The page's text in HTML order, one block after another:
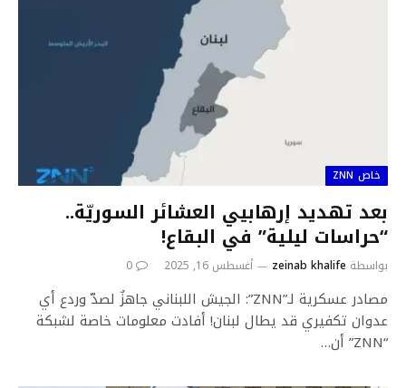
خاص ZNN
بعد تهديد إرهابيي العشائر السوريّة..
“حراسات ليلية” في البقاع!
بواسطة zeinab khalife أغسطس 16, 2025 0
مصادر عسكرية لـ”ZNN”: الجيش اللبناني جاهزٌ لصدّ وردع أي
عدوان تكفيري قد يطال لبنان! أفادت معلومات خاصة لشبكة
“ZNN” أن…